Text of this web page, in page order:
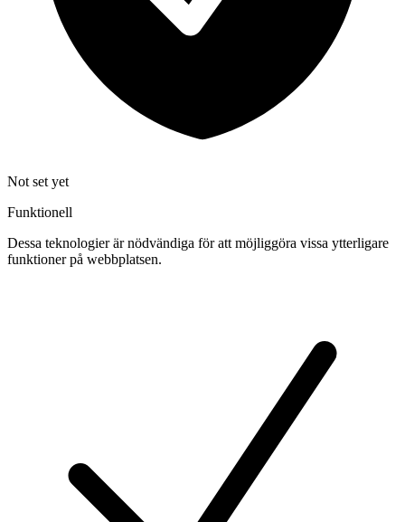
Not set yet
Funktionell
Dessa teknologier är nödvändiga för att möjliggöra vissa ytterligare
funktioner på webbplatsen.